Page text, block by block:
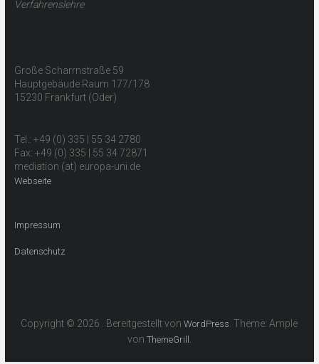
Verfahrenslehre
Große Scharrnstraße 59
Hauptgebäude Raum 177/178
15230 Frankfurt (Oder)
Tel.: +49 (0) 335 | 55 34 2780
Fax: +49 (0) 335 | 55 34 72871
mediation (at) europa-uni.de
Webseite
Impressum
Datenschutz
Copyright © 2026 . Bereitgestellt vonWordPress . Theme: Ample
von ThemeGrill